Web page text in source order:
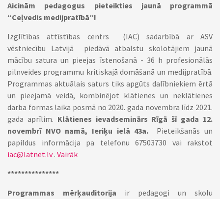
Aicinām pedagogus pieteikties jaunā programmā
“Ceļvedis medijpratībā”!
Izglītības attīstības centrs (IAC) sadarbībā ar ASV
vēstniecību Latvijā piedāvā atbalstu skolotājiem jaunā
mācību satura un pieejas īstenošanā - 36 h profesionālās
pilnveides programmu kritiskajā domāšanā un medijpratībā.
Programmas aktuālais saturs tiks apgūts dalībniekiem ērtā
un pieejamā veidā, kombinējot klātienes un neklātienes
darba formas laika posmā no 2020. gada novembra līdz 2021.
gada aprīlim. Klātienes ievadseminārs Rīgā šī gada 12.
novembrī NVO namā, Ieriķu ielā 43a.
Pieteikšanās un
papildus informācija pa telefonu 67503730 vai rakstot
iac@latnet.lv. Vairāk
***************
Programmas mērķauditorija ir pedagogi un skolu